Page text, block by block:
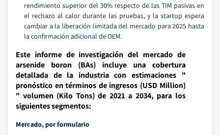
rendimiento superior del 30% respecto de las TIM pasivas en
el rechazo al calor durante las pruebas, y la startup espera
cambiar a la liberación limitada del mercado para 2025 hasta
la confirmación adicional de OEM.
Este informe de investigación del mercado de
arsenide boron (BAs) incluye una cobertura
detallada de la industria con estimaciones "
pronóstico en términos de ingresos (USD Million)
" volumen (Kilo Tons) de 2021 a 2034, para los
siguientes segmentos:
Mercado, por formulario